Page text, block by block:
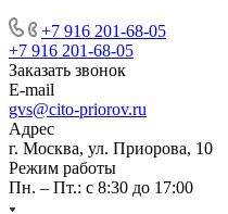
+7 916 201-68-05
+7 916 201-68-05
Заказать звонок
E-mail
gvs@cito-priorov.ru
Адрес
г. Москва, ул. Приорова, 10
Режим работы
Пн. – Пт.: с 8:30 до 17:00